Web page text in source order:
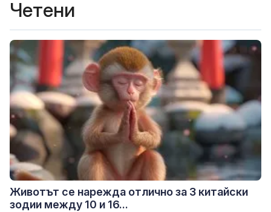
Четени
Животът се нарежда отлично за 3 китайски
зодии между 10 и 16...